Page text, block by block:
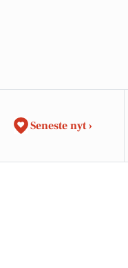
Seneste nyt ›